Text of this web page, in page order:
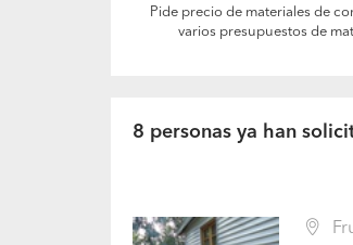
Pide precio de materiales de
varios presupuestos de
8 personas ya han